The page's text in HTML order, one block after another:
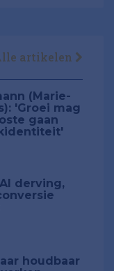
artikelen
(Marie-
'Groei mag
gaan
derving,
houdbaar